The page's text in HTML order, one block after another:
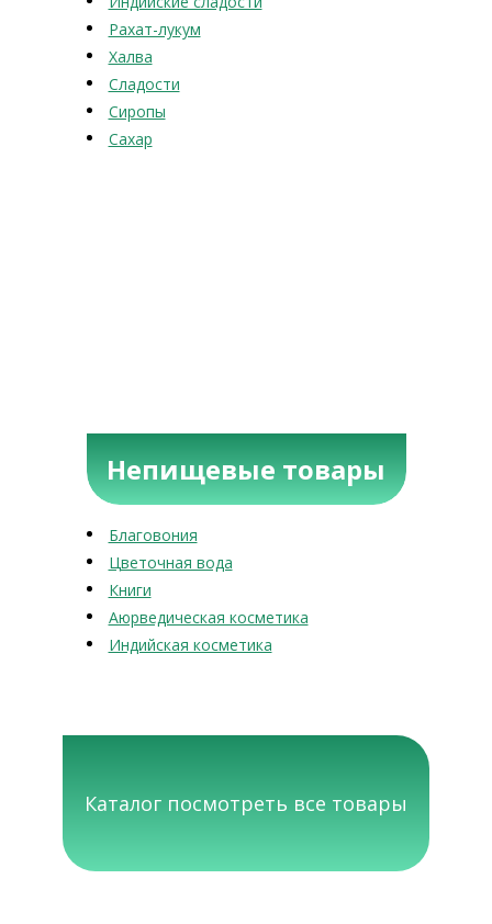
Рахат-лукум
Халва
Сладости
Сиропы
Сахар
Непищевые товары
Благовония
Цветочная вода
Книги
Аюрведическая косметика
Индийская косметика
Каталог посмотреть все товары